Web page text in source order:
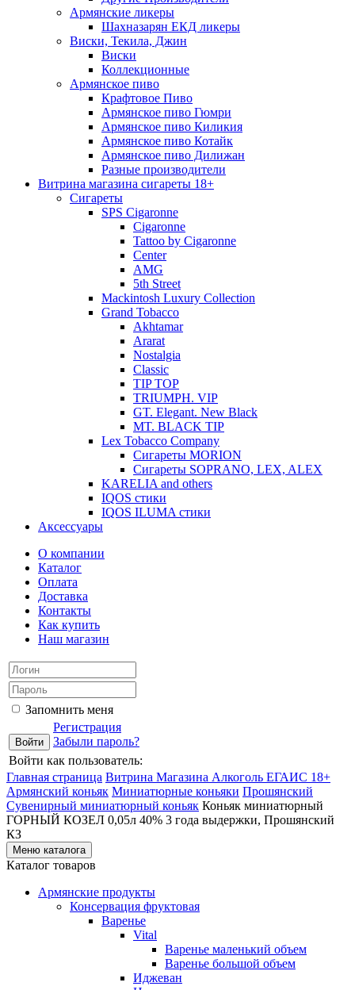
Армянские ликеры
Шахназарян ЕКД ликеры
Виски, Текила, Джин
Виски
Коллекционные
Армянское пиво
Крафтовое Пиво
Армянское пиво Гюмри
Армянское пиво Киликия
Армянское пиво Котайк
Армянское пиво Дилижан
Разные производители
Витрина магазина сигареты 18+
Cигареты
SPS Cigaronne
Сigaronne
Tattoo by Cigaronne
Center
AMG
5th Street
Mackintosh Luxury Collection
Grand Tobacco
Akhtamar
Ararat
Nostalgia
Classic
TIP TOP
TRIUMPH. VIP
GT. Elegant. New Black
MT. BLACK TIP
Lex Tobacco Company
Сигареты MORION
Сигареты SOPRANO, LEX, ALEX
KARELIA and others
IQOS стики
IQOS ILUMA стики
Аксессуары
О компании
Каталог
Оплата
Доставка
Контакты
Как купить
Наш магазин
Запомнить меня
Регистрация
Забыли пароль?
Войти как пользователь:
Главная страница Витрина Магазина Алкоголь ЕГАИС 18+
Армянский коньяк Миниатюрные коньяки Прошянский
Сувенирный миниатюрный коньяк Коньяк миниатюрный
ГОРНЫЙ КОЗЕЛ 0,05л 40% 3 года выдержки, Прошянский
КЗ
Меню каталога
Каталог товаров
Армянские продукты
Консервация фруктовая
Варенье
Vital
Варенье маленький объем
Варенье большой объем
Иджеван